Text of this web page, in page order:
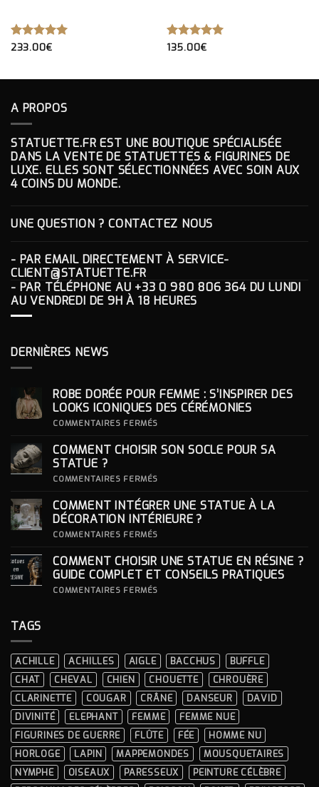
NOTE5.00
233.00€ NOTE5.00
135.00€
A PROPOS
STATUETTE.FR EST UNE BOUTIQUE SPÉCIALISÉE
DANS LA VENTE DE STATUETTES & FIGURINES DE
LUXE. ELLES SONT SÉLECTIONNÉES AVEC SOIN AUX
4 COINS DU MONDE.
UNE QUESTION ? CONTACTEZ NOUS
- PAR EMAIL DIRECTEMENT À SERVICE-
CLIENT@STATUETTE.FR
- PAR TÉLÉPHONE AU +33 0 980 806 364DU LUNDI
AU VENDREDI DE 9H À 18 HEURES
DERNIÈRES NEWS
ROBE DORÉE POUR FEMME : S’INSPIRER DES
LOOKS ICONIQUES DES CÉRÉMONIES
COMMENTAIRES FERMÉS
POUR
ICONIQUES
DES
CÉRÉMONIES
COMMENT CHOISIR SON SOCLE POUR SA
STATUE ?
COMMENTAIRES FERMÉS
SON
SOCLE
POUR
COMMENT INTÉGRER UNE STATUE À LA
DÉCORATION INTÉRIEURE ?
COMMENTAIRES FERMÉS
UNE
STATUE
À
COMMENT CHOISIR UNE STATUE EN RÉSINE ?
GUIDE COMPLET ET CONSEILS PRATIQUES
COMMENTAIRES FERMÉS
?
GUIDE
COMPLET
ET
CONSEILS
PRATIQUES
TAGS
ACHILLE ACHILLES AIGLE BACCHUS
BUFFLE
CHAT
CHEVAL CHIEN CHOUETTE
CHROUÈRE
CLARINETTE
COUGAR CRÂNE DANSEUR
DAVID
DIVINITÉ
ELEPHANT FEMME
FEMME NUE
FIGURINES DE GUERRE
FLÛTE FÉE
HOMME NU
HORLOGE
LAPIN MAPPEMONDES
MOUSQUETAIRES
NYMPHE
OISEAUX PARESSEUX
PEINTURE CÉLÈBRE